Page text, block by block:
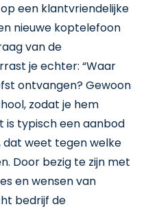
een klantvriendelijke
nieuwe koptelefoon
van de
je echter: “Waar
ontvangen? Gewoon
zodat je hem
is typisch een aanbod
weet tegen welke
Door bezig te zijn met
en wensen van
bedrijf de